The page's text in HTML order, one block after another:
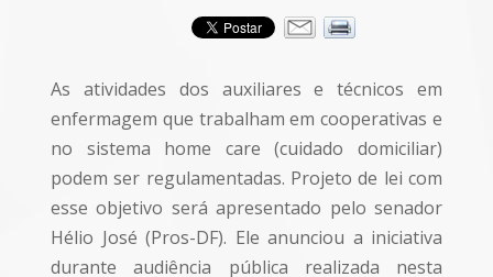
As atividades dos auxiliares e técnicos em
enfermagem que trabalham em cooperativas e
no sistema home care (cuidado domiciliar)
podem ser regulamentadas. Projeto de lei com
esse objetivo será apresentado pelo senador
Hélio José (Pros-DF). Ele anunciou a iniciativa
durante audiência pública realizada nesta